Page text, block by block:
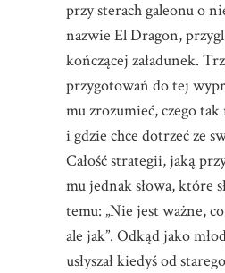
przy sterach galeonu o
nazwie El Dragon,
kończącej załadunek.
przygotowań do tej
mu zrozumieć, czego tak
i gdzie chce dotrzeć ze
Całość strategii, jaką
mu jednak słowa, które
temu: „Nie jest ważne,
ale jak”. Odkąd jako
usłyszał kiedyś od